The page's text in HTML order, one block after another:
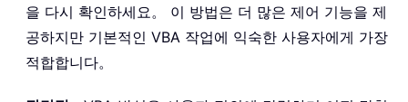
을 다시 확인하세요。 이 방법은 더 많은 제어 기능을 제
공하지만 기본적인 VBA 작업에 익숙한 사용자에게 가장
적합합니다。